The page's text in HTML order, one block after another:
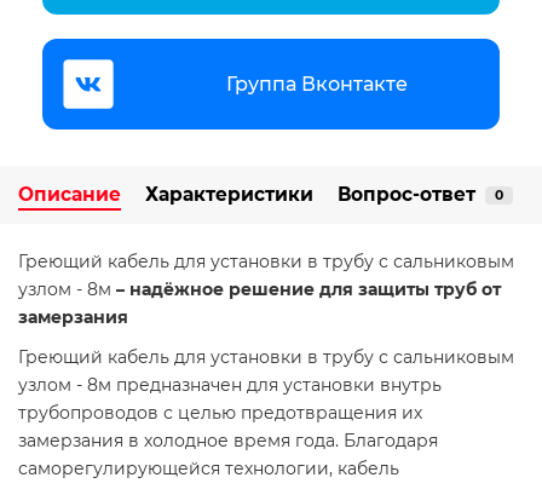
Группа Вконтакте
Описание Характеристики Вопрос-ответ 0
Греющий кабель для установки в трубу с сальниковым
узлом - 8м – надёжное решение для защиты труб от
замерзания
Греющий кабель для установки в трубу с сальниковым
узлом - 8м предназначен для установки внутрь
трубопроводов с целью предотвращения их
замерзания в холодное время года. Благодаря
саморегулирующейся технологии, кабель